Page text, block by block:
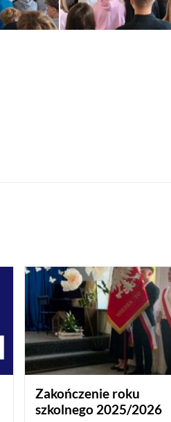
Zakończenie roku
szkolnego 2025/2026